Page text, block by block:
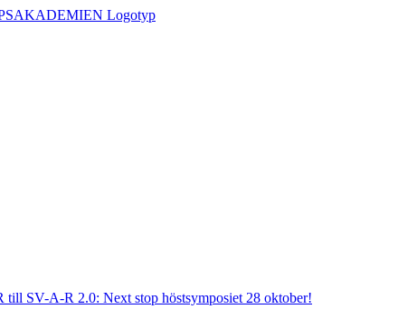
SV-A-R 2.0: Next stop höstsymposiet 28 oktober!